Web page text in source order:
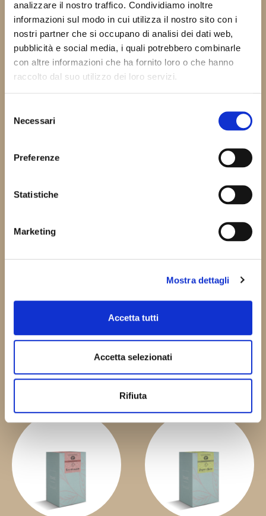
analizzare il nostro traffico. Condividiamo inoltre
informazioni sul modo in cui utilizza il nostro sito con i
nostri partner che si occupano di analisi dei dati web,
pubblicità e social media, i quali potrebbero combinarle
con altre informazioni che ha fornito loro o che hanno
raccolto dal suo utilizzo dei loro servizi.
delNecessari
Preferenze
Statistiche
Marketing
Mostra dettagli
Accetta tutti
Accetta selezionati
Rifiuta
MOON MIX DECA
GINSENG-FLAVOURED
SOLUBLE DRINK
CIOKOFUSION DARK HOT
CIOKOFUSION WHITE HOT
CHOCOLATE
“ABBRACCIO DELLA SERA”
HERBAL TEA